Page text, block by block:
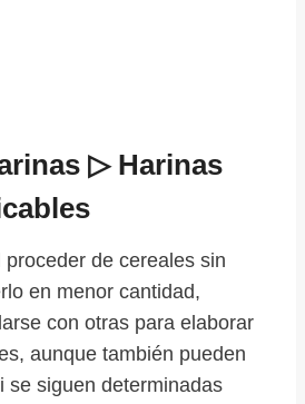
▷ Harinas
de cereales sin
en menor cantidad,
con otras para elaborar
aunque también pueden
se siguen determinadas